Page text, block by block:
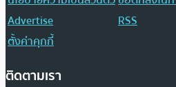
Advertise
RSS
ตั้งค่าคุกกี้
ติดตามเรา